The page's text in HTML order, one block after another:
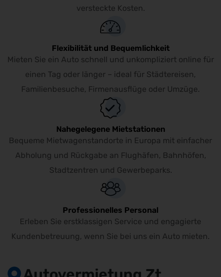
versteckte Kosten.
Flexibilität und Bequemlichkeit
Mieten Sie ein Auto schnell und unkompliziert online für
einen Tag oder länger – ideal für Städtereisen,
Familienbesuche, Firmenausflüge oder Umzüge.
Nahegelegene Mietstationen
Bequeme Mietwagenstandorte in Europa mit einfacher
Abholung und Rückgabe an Flughäfen, Bahnhöfen,
Stadtzentren und Gewerbeparks.
Professionelles Personal
Erleben Sie erstklassigen Service und engagierte
Kundenbetreuung, wenn Sie bei uns ein Auto mieten.